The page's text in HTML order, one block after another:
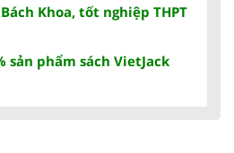
Khoa, tốt nghiệp THPT
sản phẩm sách VietJack